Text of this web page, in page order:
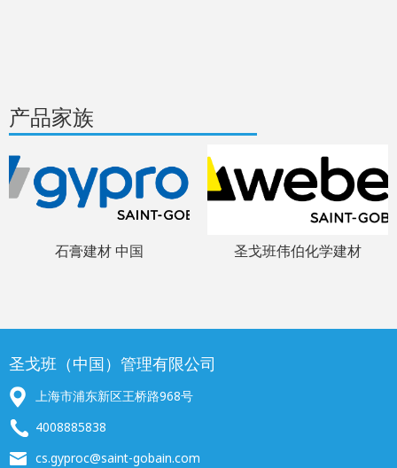
产品家族
石膏建材 中国 圣戈班伟伯化学建材
圣戈班（中国）管理有限公司
上海市浦东新区王桥路968号
4008885838
cs.gyproc@saint-gobain.com